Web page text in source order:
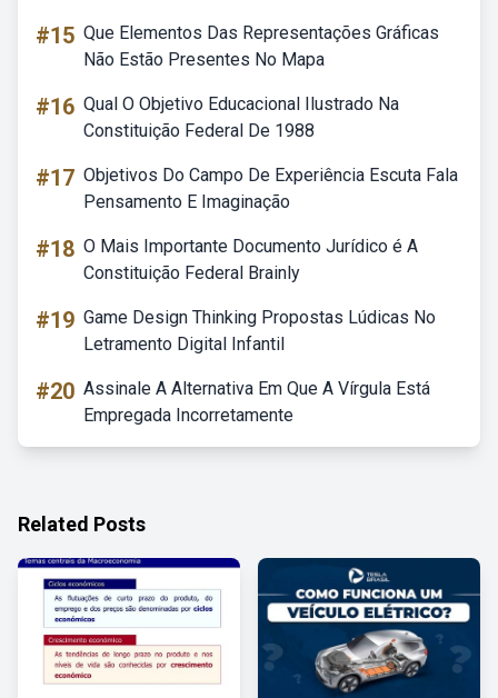
#15 Que Elementos Das Representações Gráficas
Não Estão Presentes No Mapa
#16 Qual O Objetivo Educacional Ilustrado Na
Constituição Federal De 1988
#17 Objetivos Do Campo De Experiência Escuta Fala
Pensamento E Imaginação
#18 O Mais Importante Documento Jurídico é A
Constituição Federal Brainly
#19 Game Design Thinking Propostas Lúdicas No
Letramento Digital Infantil
#20 Assinale A Alternativa Em Que A Vírgula Está
Empregada Incorretamente
Related Posts